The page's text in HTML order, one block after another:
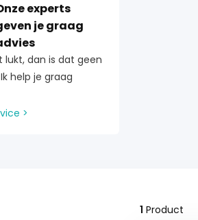
experts
je graag
lukt, dan is dat geen
help je graag
>
1 Product